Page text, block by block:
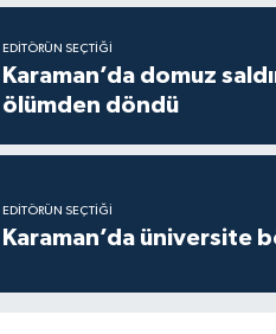
EDITÖRÜN SEÇTIĞI
Karaman’da domuz
ölümden döndü
EDITÖRÜN SEÇTIĞI
Karaman’da üniversite